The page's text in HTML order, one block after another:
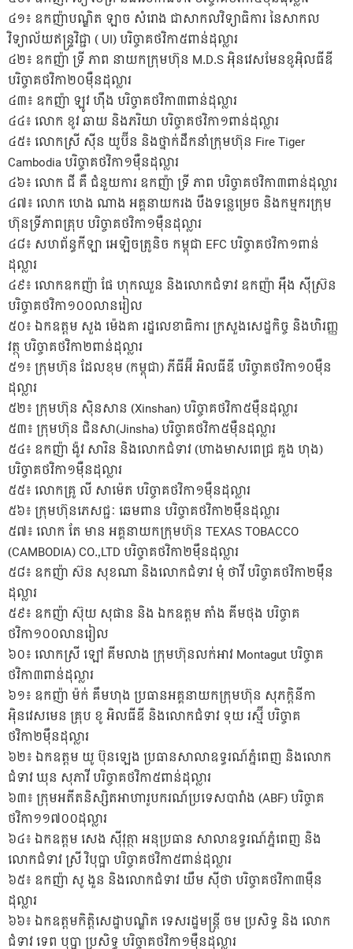
៤១៖ ឧកញ៉ាបណ្ឌិត ឡាច សំរោង ជាសាកលវិទ្យាធិការ នៃសាកល
វិទ្យាល័យឥន្រ្ទវិជ្ជា ( UI) បរិច្ចាគថវិកា៥ពាន់ដុល្លារ
៤២៖ ឧកញ៉ា ទ្រី ភាព នាយកក្រុមហ៊ុន M.D.S អ៉ិនវេសមែនខូអ៉ិលធីឌី
បរិច្ចាគថវិកា២០ម៉ឺនដុល្លារ
៤៣៖ ឧកញ៉ា ឡូវ ហ៊ឹង បរិច្ចាគថវិកា៣ពាន់ដុល្លារ
៤៤៖ លោក ខូវ ឆាយ និងភរិយា បរិច្ចាគថវិកា១ពាន់ដុល្លារ
៤៥៖ លោកស្រី ស៉ីន យូប៊ីន និងថ្នាក់ដឹកនាំក្រុមហ៊ុន Fire Tiger
Cambodia បរិច្ចាគថវិកា១ម៉ឺនដុល្លារ
៤៦៖ លោក ជី គឺ ជំនួយការ ឧកញ៉ា ទ្រី ភាព បរិច្ចាគថវិកា៣ពាន់ដុល្លារ
៤៧៖ លោក ហេង ណាង អគ្គនាយករង បឹងទន្លេម្រេច និងកម្មករក្រុម
ហ៊ុនទ្រីភាពគ្រុប បរិច្ចាគថវិកា១ម៉ឺនដុល្លារ
៤៨៖ សហព័ន្ធកីឡា អេឡិចត្រូនិច កម្ពុជា EFC បរិច្ចាគថវិកា១ពាន់
ដុល្លារ
៤៩៖ លោកឧកញ៉ា ផែ ហុកឈួន និងលោកជំទាវ ឧកញ៉ា អ៉ឹង ស៊ីស៊្រន
បរិច្ចាគថវិកា១០០លានរៀល
៥០៖ ឯកឧត្តម សួង ម៉េងគា រដ្ឋលេខាធិការ ក្រសួងសេដ្ឋកិច្ច និងហិរញ្ញ
វត្ថុ បរិច្ចាគថវិកា២ពាន់ដុល្លារ
៥១៖ ក្រុមហ៊ុន ដែលខុម (កម្ពុជា) ភីធីអ៊ី អិលធីឌី បរិច្ចាគថវិកា១០ម៉ឺន
ដុល្លារ
៥២៖ ក្រុមហ៊ុន ស៊ិនសាន (Xinshan) បរិច្ចាគថវិកា៥ម៉ឺនដុល្លារ
៥៣៖ ក្រុមហ៊ុន ជិនសា(Jinsha) បរិច្ចាគថវិកា៥ម៉ឺនដុល្លារ
៥៤៖ ឧកញ៉ា ង៉ូវ សារិន និងលោកជំទាវ (ហាងមាសពេជ្រ គួង ហុង)
បរិច្ចាគថវិកា១ម៉ឺនដុល្លារ
៥៥៖ លោកគ្រូ លី សាម៉េត បរិច្ចាគថវិកា១ម៉ឺនដុល្លារ
៥៦៖ ក្រុមហ៊ុនភេសជ្ជៈ ឆេមពាន បរិច្ចាគថវិកា២ម៉ឹនដុល្លារ
៥៧៖ លោក តែ មាន អគ្គនាយកក្រុមហ៊ុន TEXAS TOBACCO
(CAMBODIA) CO.,LTD បរិច្ចាគថវិកា២ម៉ឹនដុល្លារ
៥៨៖ ឧកញ៉ា ស៊ន សុខណា និងលោកជំទាវ មុំ ថាវី បរិច្ចាគថវិកា២ម៉ឹន
ដុល្លារ
៥៩៖ ឧកញ៉ា ស៊ុយ សុផាន និង ឯកឧត្ដម តាំង គីមថុង បរិច្ចាគ
ថវិកា១០០លានរៀល
៦០៖ លោកស្រី ឡៅ គីមលាង ក្រុមហ៊ុនលក់អាវ Montagut បរិច្ចាគ
ថវិកា៣ពាន់ដុល្លារ
៦១៖ ឧកញ៉ា ម៉ក់ គឹមហុង ប្រធានអគ្គនាយកក្រុមហ៊ុន សុភក្តិនីកា
អ៉ិនវេសមេន គ្រុប ខូ អិលធីឌី និងលោកជំទាវ ទុយ រស្ម៊ី បរិច្ចាគ
ថវិកា២ម៉ឹនដុល្លារ
៦២៖ ឯកឧត្តម យូ ប៊ុនឡេង ប្រធានសាលាឧទ្ធរណ៍ភ្នំពេញ និងលោក
ជំទាវ ឃុន សុភាវី បរិច្ចាគថវិកា៥ពាន់ដុល្លារ
៦៣៖ ក្រុមអតីតនិស្សិតអាហារូបករណ៍ប្រទេសបារាំង (ABF) បរិច្ចាគ
ថវិកា១១៧០០ដុល្លារ
៦៤៖ ឯកឧត្តម សេង ស៉ីវុត្ថា អនុប្រធាន សាលាឧទ្ធរណ៍ភ្នំពេញ និង
លោកជំទាវ ស្រី វិបុប្ផា បរិច្ចាគថវិកា៥ពាន់ដុល្លារ
៦៥៖ ឧកញ៉ា សូ ងួន និងលោកជំទាវ យឹម ស៉ីថា បរិច្ចាគថវិកា៣ម៉ឺន
ដុល្លារ
៦៦៖ ឯកឧត្តមកិត្តិសេដ្ឋាបណ្ឌិត ទេសរដ្ឋមន្ត្រី ចម ប្រសិទ្ធ និង លោក
ជំទាវ ទេព បុប្ផា ប្រសិទ្ធ បរិច្ចាគថវិកា១ម៉ឺនដុល្លារ